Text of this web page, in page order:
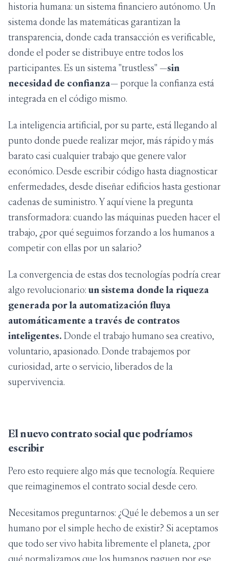
historia humana: un sistema financiero autónomo. Un
sistema donde las matemáticas garantizan la
transparencia, donde cada transacción es verificable,
donde el poder se distribuye entre todos los
participantes. Es un sistema "trustless" —sin
necesidad de confianza— porque la confianza está
integrada en el código mismo.
La inteligencia artificial, por su parte, está llegando al
punto donde puede realizar mejor, más rápido y más
barato casi cualquier trabajo que genere valor
económico. Desde escribir código hasta diagnosticar
enfermedades, desde diseñar edificios hasta gestionar
cadenas de suministro. Y aquí viene la pregunta
transformadora: cuando las máquinas pueden hacer el
trabajo, ¿por qué seguimos forzando a los humanos a
competir con ellas por un salario?
La convergencia de estas dos tecnologías podría crear
algo revolucionario: un sistema donde la riqueza
generada por la automatización fluya
automáticamente a través de contratos
inteligentes. Donde el trabajo humano sea creativo,
voluntario, apasionado. Donde trabajemos por
curiosidad, arte o servicio, liberados de la
supervivencia.
El nuevo contrato social que podríamos
escribir
Pero esto requiere algo más que tecnología. Requiere
que reimaginemos el contrato social desde cero.
Necesitamos preguntarnos: ¿Qué le debemos a un ser
humano por el simple hecho de existir? Si aceptamos
que todo ser vivo habita libremente el planeta, ¿por